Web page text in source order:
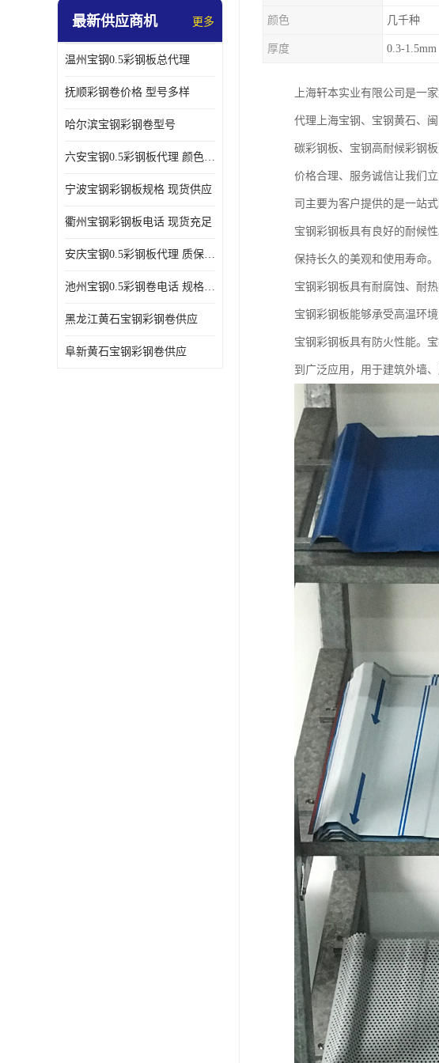
最新供应商机 更多
温州宝钢0.5彩钢板总代理
抚顺彩钢卷价格 型号多样
哈尔滨宝钢彩钢卷型号
六安宝钢0.5彩钢板代理 颜色定制
宁波宝钢彩钢板规格 现货供应
衢州宝钢彩钢板电话 现货充足
安庆宝钢0.5彩钢板代理 质保十年起
池州宝钢0.5彩钢卷电话 规格多样
黑龙江黄石宝钢彩钢卷供应
阜新黄石宝钢彩钢卷供应
颜色 几千种
厚度 0.3-1.5mm
上海轩本实业有限公司是一
代理上海宝钢、宝钢黄石、
碳彩钢板、宝钢高耐候彩钢
价格合理、服务诚信让我们
司主要为客户提供的是一站
宝钢彩钢板具有良好的耐候
保持长久的美观和使用寿命。
宝钢彩钢板具有耐腐蚀、耐
宝钢彩钢板能够承受高温环
宝钢彩钢板具有防火性能。
到广泛应用，用于建筑外墙